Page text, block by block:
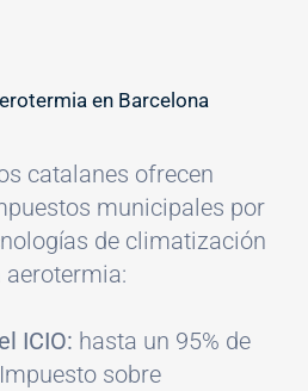
en Barcelona
catalanes ofrecen
municipales por
de climatización
ICIO: hasta un 95% de
sobre